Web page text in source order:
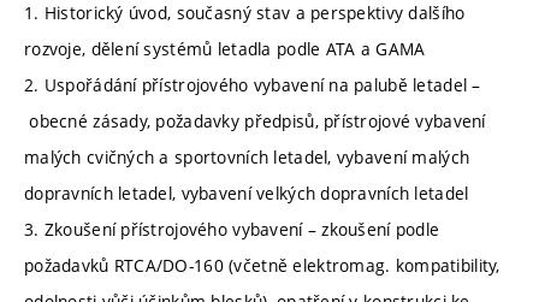
1. Historický úvod, současný stav a perspektivy dalšího
rozvoje, dělení systémů letadla podle ATA a GAMA
2. Uspořádání přístrojového vybavení na palubě letadel –
obecné zásady, požadavky předpisů, přístrojové vybavení
malých cvičných a sportovních letadel, vybavení malých
dopravních letadel, vybavení velkých dopravních letadel
3. Zkoušení přístrojového vybavení – zkoušení podle
požadavků RTCA/DO-160 (včetně elektromag. kompatibility,